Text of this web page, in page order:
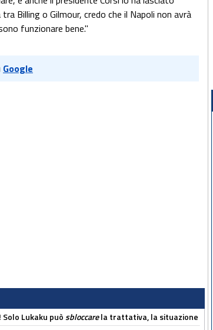
Billing o Gilmour, credo che il Napoli non avrà
funzionare bene."
Google
Lukaku puòsbloccarela trattativa, la situazione